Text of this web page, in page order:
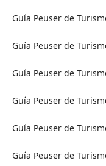
Guía Peuser de
Guía Peuser de
Guía Peuser de
Guía Peuser de
Guía Peuser de
Guía Peuser de